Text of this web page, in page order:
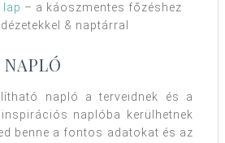
lap – a káoszmentes főzéshez
& naptárral
napló a terveidnek és a
naplóba kerülhetnek
benne a fontos adatokat és az